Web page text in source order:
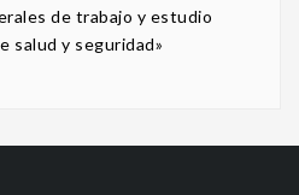
de trabajo y estudio
salud y seguridad»